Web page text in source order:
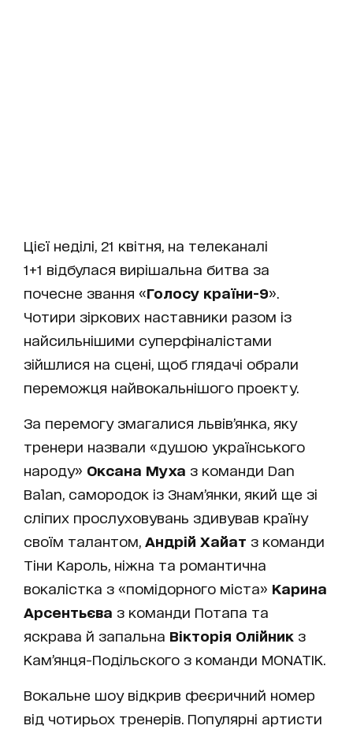
Цієї неділі, 21 квітня, на телеканалі
1+1 відбулася вирішальна битва за
почесне звання «Голосу країни-9».
Чотири зіркових наставники разом із
найсильнішими суперфіналістами
зійшлися на сцені, щоб глядачі обрали
переможця найвокальнішого проекту.
За перемогу змагалися львів’янка, яку
тренери назвали «душою українського
народу» Оксана Муха з команди Dan
Balan, самородок із Знам’янки, який ще зі
сліпих прослуховувань здивував країну
своїм талантом, Андрій Хайат з команди
Тіни Кароль, ніжна та романтична
вокалістка з «помідорного міста» Карина
Арсентьєва з команди Потапа та
яскрава й запальна Вікторія Олійник з
Кам’янця-Подільского з команди MONATIK.
Вокальне шоу відкрив феєричний номер
від чотирьох тренерів. Популярні артисти